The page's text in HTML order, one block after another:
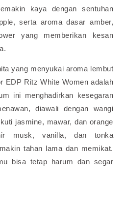
kaya dengan sentuhan
serta aroma dasar amber,
yang memberikan kesan
yang menyukai aroma lembut
EDP Ritz White Women adalah
ini menghadirkan kesegaran
diawali dengan wangi
jasmine, mawar, dan orange
musk, vanilla, dan tonka
tahan lama dan memikat.
bisa tetap harum dan segar